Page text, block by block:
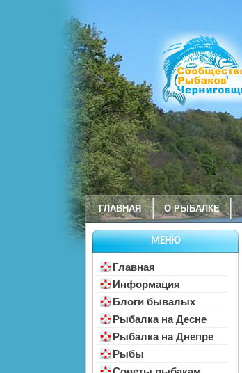
ГЛАВНАЯ О РЫБАЛКЕ
МЕНЮ
Главная
Информация
Блоги бывалых
Рыбалка на Десне
Рыбалка на Днепре
Рыбы